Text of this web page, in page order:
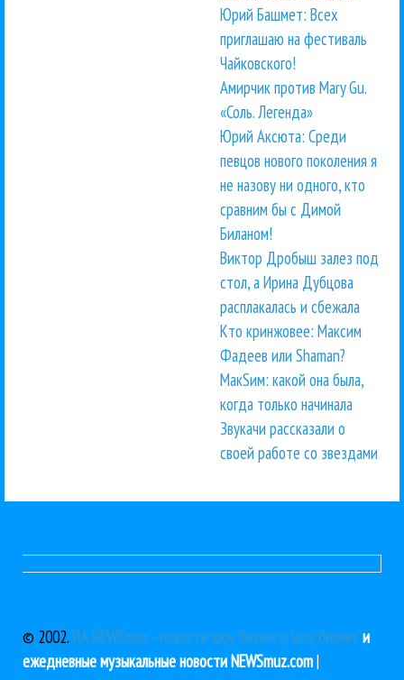
Юрий Башмет: Всех
приглашаю на фестиваль
Чайковского!
Амирчик против Mary Gu.
«Соль. Легенда»
Юрий Аксюта: Среди
певцов нового поколения я
не назову ни одного, кто
сравним бы с Димой
Биланом!
Виктор Дробыш залез под
стол, а Ирина Дубцова
расплакалась и сбежала
Кто кринжовее: Максим
Фадеев или Shaman?
МакSим: какой она была,
когда только начинала
Звукачи рассказали о
своей работе со звездами
© 2002. ИА NEWSmuz - новости шоу бизнеса, шоу бизнеси
ежедневные музыкальные новости NEWSmuz.com|